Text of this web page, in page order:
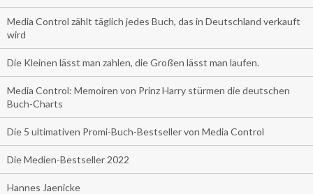
Media Control zählt täglich jedes Buch, das in Deutschland verkauft
wird
Die Kleinen lässt man zahlen, die Großen lässt man laufen.
Media Control: Memoiren von Prinz Harry stürmen die deutschen
Buch-Charts
Die 5 ultimativen Promi-Buch-Bestseller von Media Control
Die Medien-Bestseller 2022
Hannes Jaenicke